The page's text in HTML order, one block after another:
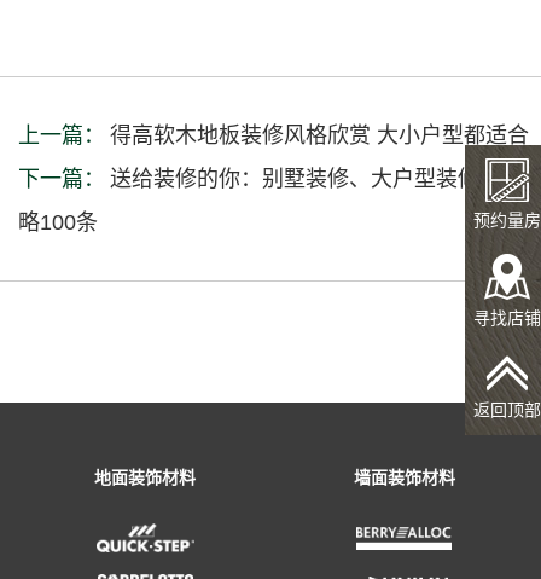
上一篇：
得高软木地板装修风格欣赏 大小户型都适合
下一篇：
送给装修的你：别墅装修、大户型装修全攻
略100条
预约量房
寻找店铺
返回顶部